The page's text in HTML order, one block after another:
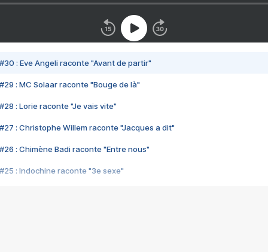
#30 : Eve Angeli raconte "Avant de partir"
#29 : MC Solaar raconte "Bouge de là"
#28 : Lorie raconte "Je vais vite"
#27 : Christophe Willem raconte "Jacques a dit"
#26 : Chimène Badi raconte "Entre nous"
#25 : Indochine raconte "3e sexe"